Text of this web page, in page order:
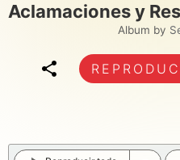
Album by